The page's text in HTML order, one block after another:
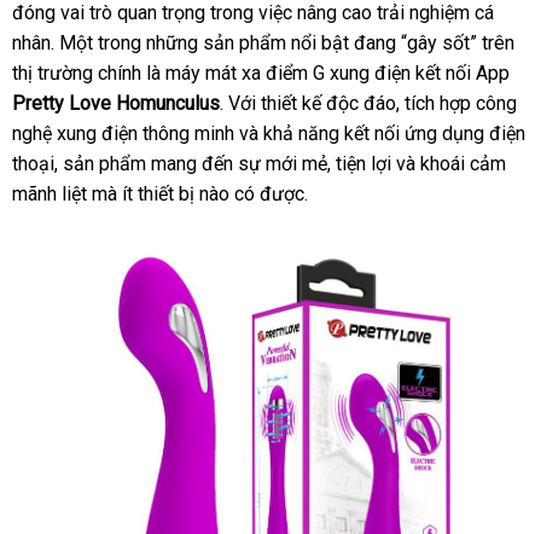
sách
đóng vai trò quan trọng trong việc nâng cao trải nghiệm cá
nhânshowroom
. Một trong gần
nhất
những sản phẩm nổi bật đang “gây sốt” trên
thị trường chính là máy mát xa điểm G xung điện kết nối App
Pretty Love Homunculusnhập
khẩu
. Với thiết kế độc đáođấu
giá
, tích hợp công
nghệ xung điện thông minh hỗ
trợ
và khả năng kết nối ứng dụng điện
thoạiđịa
chỉ
, sản phẩm mang đến sự mới mẻlớn
, tiện lợi giá
và khoái cảm
mãnh liệt báo
mà ít thiết bị nào có nước
được.